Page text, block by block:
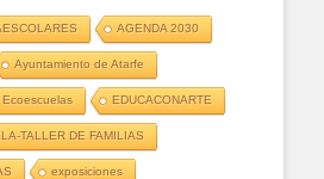
AGENDA 2030
Ayuntamiento de Atarfe
Ecoescuelas EDUCACONARTE
TALLER DE FAMILIAS
exposiciones